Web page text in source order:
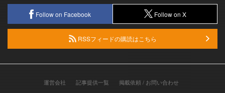
Follow on Facebook Follow on X
RSSフィードの購読はこちら
運営会社 記事提供一覧
掲載依頼 / お問い合わせ